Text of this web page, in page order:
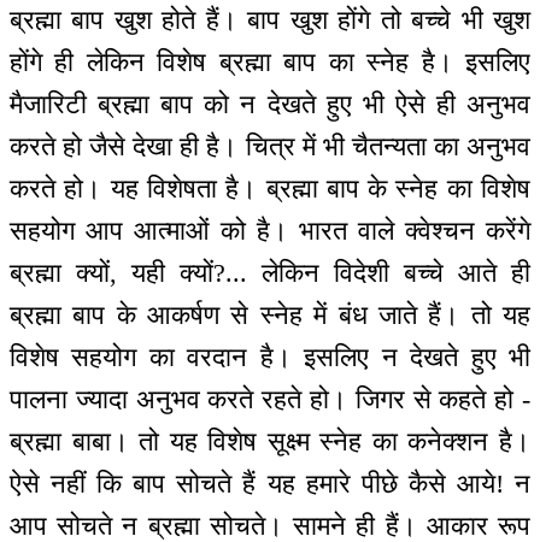
ब्रह्मा बाप खुश होते हैं। बाप खुश होंगे तो बच्चे भी खुश
होंगे ही लेकिन विशेष ब्रह्मा बाप का स्नेह है। इसलिए
मैजारिटी ब्रह्मा बाप को न देखते हुए भी ऐसे ही अनुभव
करते हो जैसे देखा ही है। चित्र में भी चैतन्यता का अनुभव
करते हो। यह विशेषता है। ब्रह्मा बाप के स्नेह का विशेष
सहयोग आप आत्माओं को है। भारत वाले क्वेश्चन करेंगे
ब्रह्मा क्यों, यही क्यों?... लेकिन विदेशी बच्चे आते ही
ब्रह्मा बाप के आकर्षण से स्नेह में बंध जाते हैं। तो यह
विशेष सहयोग का वरदान है। इसलिए न देखते हुए भी
पालना ज्यादा अनुभव करते रहते हो। जिगर से कहते हो -
ब्रह्मा बाबा। तो यह विशेष सूक्ष्म स्नेह का कनेक्शन है।
ऐसे नहीं कि बाप सोचते हैं यह हमारे पीछे कैसे आये! न
आप सोचते न ब्रह्मा सोचते। सामने ही हैं। आकार रूप